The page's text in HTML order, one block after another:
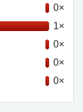
0×
1×
0×
0×
0×